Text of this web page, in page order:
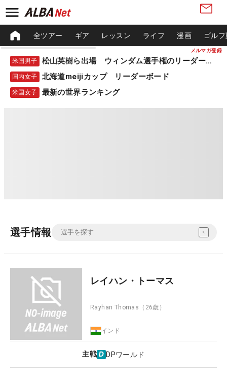
メルマガ登録
全ツアー ギア レッスン ライフ 漫画 ゴル
米国男子 松山英樹ら出場 ウィンダム選手権のリーダーボード
国内女子 北海道meijiカップ リーダーボード
米国女子 最新の世界ランキング
選手情報
レイハン・トーマス
Rayhan Thomas （26歳）
インド
主戦 DPワールド